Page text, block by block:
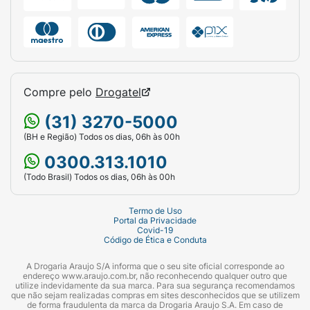
Características:
("As originais irresistíveis").
Peso Líquido:80g.
Alerta Nutricional:Contém o selo frontal
nova regulamentação da Anvisa).
Compre pelo Drogatel
(31) 3270-5000
(BH e Região) Todos os dias, 06h às 00h
0300.313.1010
(Todo Brasil) Todos os dias, 06h às 00h
Termo de Uso
Portal da Privacidade
Covid-19
Código de Ética e Conduta
A Drogaria Araujo S/A informa que o seu site oficial corresponde ao
endereço www.araujo.com.br, não reconhecendo qualquer outro que
utilize indevidamente da sua marca. Para sua segurança recomendamos
que não sejam realizadas compras em sites desconhecidos que se utilizem
de forma fraudulenta da marca da Drogaria Araujo S.A. Em caso de